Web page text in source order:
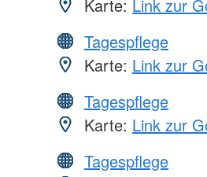
Karte: Link zur
Tagespflege
Karte: Link zur
Tagespflege
Karte: Link zur
Tagespflege